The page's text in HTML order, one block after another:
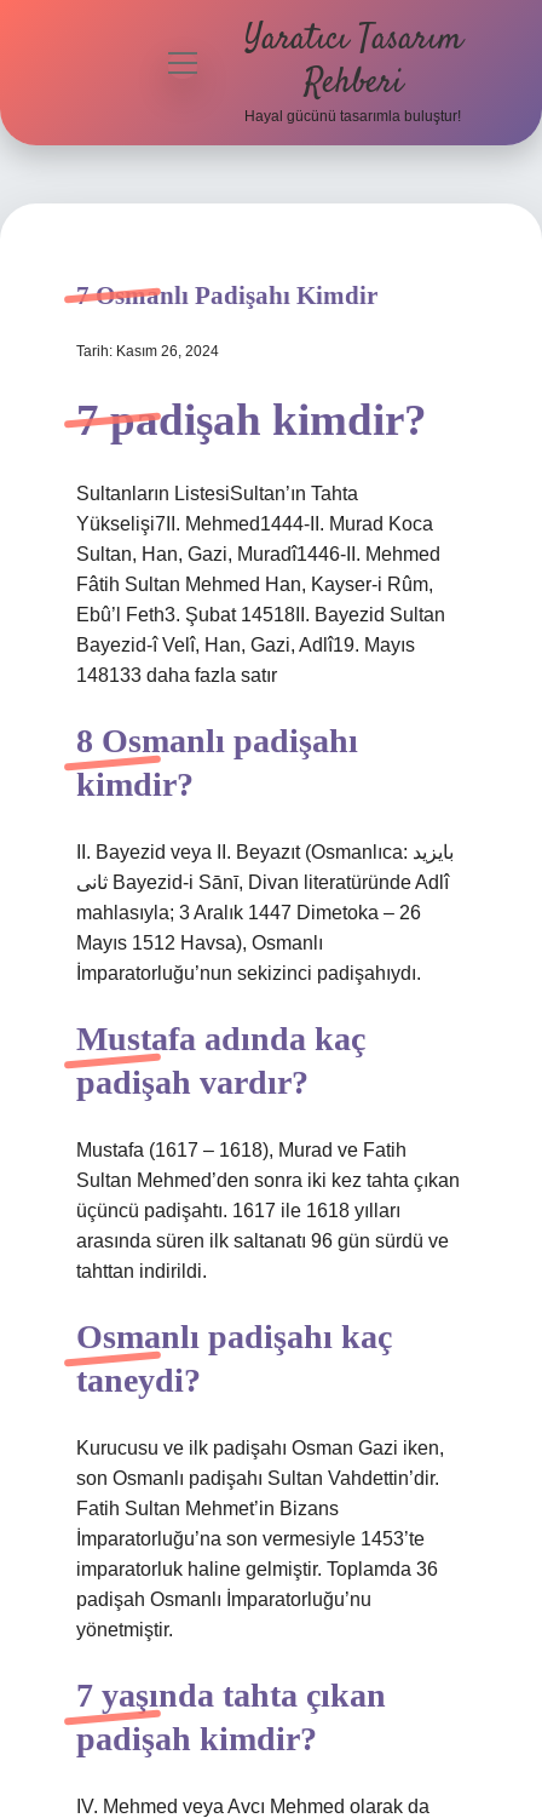
menüyü
Yaratıcı Tasarım
Rehberi
Hayal gücünü tasarımla buluştur!
7 Osmanlı Padişahı Kimdir
Tarih: Kasım 26, 2024
7 padişah kimdir?
Sultanların ListesiSultan’ın Tahta
Yükselişi7II. Mehmed1444-II. Murad Koca
Sultan, Han, Gazi, Muradî1446-II. Mehmed
Fâtih Sultan Mehmed Han, Kayser-i Rûm,
Ebû’l Feth3. Şubat 14518II. Bayezid Sultan
Bayezid-î Velî, Han, Gazi, Adlî19. Mayıs
148133 daha fazla satır
8 Osmanlı padişahı
kimdir?
II. Bayezid veya II. Beyazıt (Osmanlıca: بايزيد
ثانى Bayezid-i Sānī, Divan literatüründe Adlî
mahlasıyla; 3 Aralık 1447 Dimetoka – 26
Mayıs 1512 Havsa), Osmanlı
İmparatorluğu’nun sekizinci padişahıydı.
Mustafa adında kaç
padişah vardır?
Mustafa (1617 – 1618), Murad ve Fatih
Sultan Mehmed’den sonra iki kez tahta çıkan
üçüncü padişahtı. 1617 ile 1618 yılları
arasında süren ilk saltanatı 96 gün sürdü ve
tahttan indirildi.
Osmanlı padişahı kaç
taneydi?
Kurucusu ve ilk padişahı Osman Gazi iken,
son Osmanlı padişahı Sultan Vahdettin’dir.
Fatih Sultan Mehmet’in Bizans
İmparatorluğu’na son vermesiyle 1453’te
imparatorluk haline gelmiştir. Toplamda 36
padişah Osmanlı İmparatorluğu’nu
yönetmiştir.
7 yaşında tahta çıkan
padişah kimdir?
IV. Mehmed veya Avcı Mehmed olarak da